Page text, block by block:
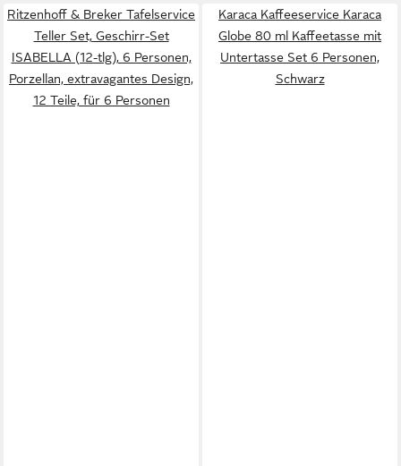
Ritzenhoff & Breker Tafelservice
Teller Set, Geschirr-Set
ISABELLA (12-tlg), 6 Personen,
Porzellan, extravagantes Design,
12 Teile, für 6 Personen
Karaca Kaffeeservice Karaca
Globe 80 ml Kaffeetasse mit
Untertasse Set 6 Personen,
Schwarz